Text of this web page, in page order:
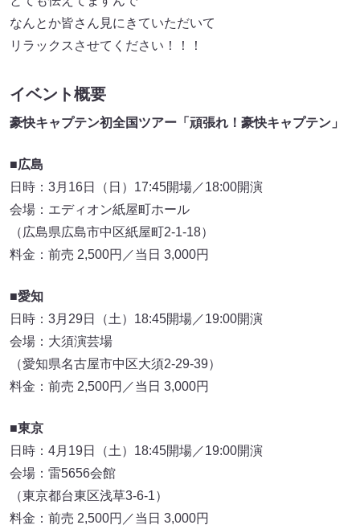
なんとか皆さん見にきていただいて
リラックスさせてください！！！
イベント概要
豪快キャプテン初全国ツアー「頑張れ！豪快キャプテン」
■広島
日時：3月16日（日）17:45開場／18:00開演
会場：エディオン紙屋町ホール
（広島県広島市中区紙屋町2-1-18）
料金：前売 2,500円／当日 3,000円
■愛知
日時：3月29日（土）18:45開場／19:00開演
会場：大須演芸場
（愛知県名古屋市中区大須2-29-39）
料金：前売 2,500円／当日 3,000円
■東京
日時：4月19日（土）18:45開場／19:00開演
会場：雷5656会館
（東京都台東区浅草3-6-1）
料金：前売 2,500円／当日 3,000円